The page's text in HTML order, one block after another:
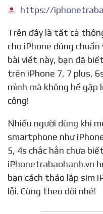
Trên đây là tất cả thông tin về cách tháo lắp sim
cho iPhone đúng
bài viết này, bạn đã
trên iPhone 7, 7 plus,
mình mà không hề gặp
công!
Nhiều người dùng khi mới bắt đầu sử dụng dòng
smartphone như
5, 4s chắc hẳn chưa
iPhonetrabaohanh.vn
bạn cách tháo lắp sim
lỗi. Cùng theo dõi nhé!